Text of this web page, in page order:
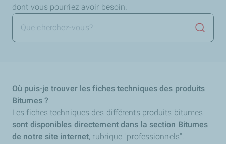
dont vous pourriez avoir besoin.
Où puis-je trouver les fiches techniques des produits
Bitumes ?
Les fiches techniques des différents produits bitumes
sont disponibles directement dans la section Bitumes
de notre site internet, rubrique "professionnels".